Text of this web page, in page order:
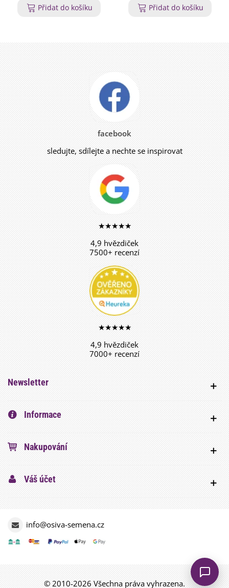
Přidat do košíku
Přidat do košíku
facebook
sledujte, sdílejte a nechte se inspirovat
★★★★★
4,9 hvězdiček
7500+ recenzí
★★★★★
4,9 hvězdiček
7000+ recenzí
Newsletter
Informace
Nakupování
Váš účet
info@osiva-semena.cz
© 2010-2026 Všechna práva vyhrazena.